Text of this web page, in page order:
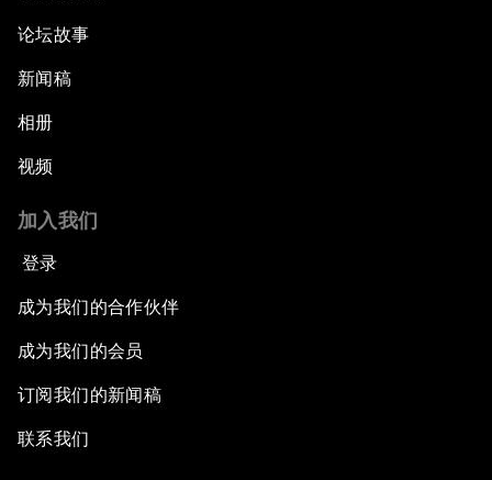
论坛故事
新闻稿
相册
视频
加入我们
登录
成为我们的合作伙伴
成为我们的会员
订阅我们的新闻稿
联系我们